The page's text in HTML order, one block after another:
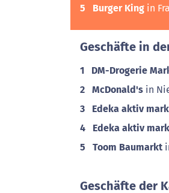
5 Burger King in
Geschäfte in
1 DM-Drogerie
2 McDonald's in
3 Edeka aktiv
4 Edeka aktiv
5 Toom Baumarkt
Geschäfte der